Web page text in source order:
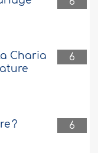
6
Charia
6
?